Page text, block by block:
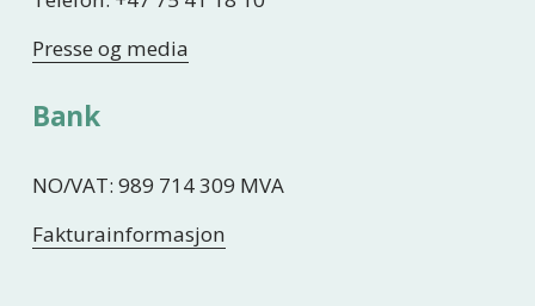
Presse og media
Bank
NO/VAT: 989 714 309 MVA
Fakturainformasjon